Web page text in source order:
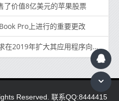
了价值8亿美元的苹果股票
Pro上进行的重要更改
年扩大其应用程序向云计算的迁移
Reserved. 联系QQ:8444415